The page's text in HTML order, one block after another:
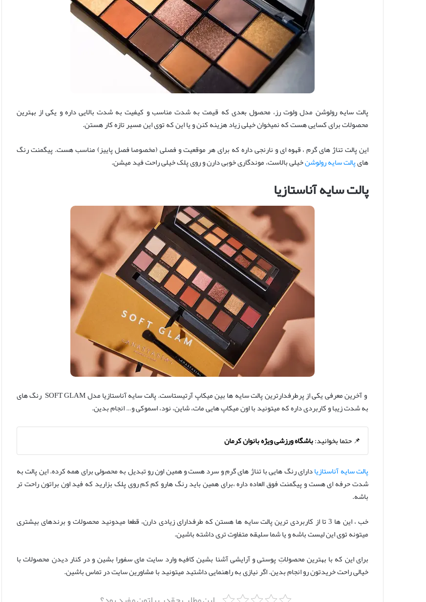
پالت سایه رولوشن مدل ولوت رز، محصول بعدی که قیمت به شدت مناسب و کیفیت به شدت بالایی داره و یکی از بهترین
محصولات برای کسایی هست که نمیخوان خیلی زیاد هزینه کنن و یا این که توی این مسیر تازه کار هستن.
این پالت تناژ های گرم ، قهوه ای و نارنجی داره که برای هر موقعیت و فصلی (مخصوصا فصل پاییز) مناسب هست. پیگمنت رنگ
هایپالت سایه رولوشنخیلی بالاست، موندگاری خوبی دارن و روی پلک خیلی راحت فید میشن.
پالت سایه آناستازیا
و آخرین معرفی یکی از پرطرفدارترین پالت سایه ها بین میکاپ آرتیستاست. پالت سایه آناستازیا مدل SOFT GLAM رنگ های
به شدت زیبا و کاربردی داره که میتونید با اون میکاپ هایی مات، شاین، نود، اسموکی و… انجام بدین.
📌 حتما بخوانید:باشگاه ورزشی ویژه بانوان کرمان
پالت سایه آناستازیادارای رنگ هایی با تناژ های گرم و سرد هست و همین اون رو تبدیل به محصولی برای همه کرده. این پالت به
شدت حرفه ای هست و پیگمنت فوق العاده داره ،برای همین باید رنگ هارو کم کم روی پلک بزارید که فید اون براتون راحت تر
باشه.
خب ، این ها 3 تا از کاربردی ترین پالت سایه ها هستن که طرفدارای زیادی دارن، قطعا میدونید محصولات و برندهای بیشتری
میتونه توی این لیست باشه و یا شما سلیقه متفاوت تری داشته باشین.
برای این که با بهترین محصولاتِ پوستی و آرایشی آشنا بشین کافیه وارد سایت مای سفورا بشین و در کنار دیدن محصولات با
خیالی راحت خریدتون رو انجام بدین. اگر نیازی به راهنمایی داشتید میتونید با مشاورین سایت در تماس باشین.